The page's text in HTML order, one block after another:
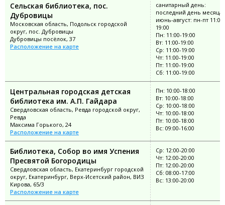
Сельская библиотека, пос.
Дубровицы
Московская область, Подольск городской
округ, пос. Дубровицы
Дубровицы посёлок, 37
Расположение на карте
санитарный день:
последний день месяца;
июнь-август: пн-пт 11:00-
19:00
Пн: 11:00-19:00
Вт: 11:00-19:00
Ср: 11:00-19:00
Чт: 11:00-19:00
Пт: 11:00-19:00
Сб: 11:00-19:00
Центральная городская детская
библиотека им. А.П. Гайдара
Свердловская область, Ревда городской округ,
Ревда
Максима Горького, 24
Расположение на карте
Пн: 10:00-18:00
Вт: 10:00-18:00
Ср: 10:00-18:00
Чт: 10:00-18:00
Пт: 10:00-18:00
Вс: 09:00-16:00
Библиотека, Собор во имя Успения
Пресвятой Богородицы
Свердловская область, Екатеринбург городской
округ, Екатеринбург, Верх-Исетский район, ВИЗ
Кирова, 65/3
Расположение на карте
Ср: 12:00-20:00
Чт: 12:00-20:00
Пт: 12:00-20:00
Сб: 08:00-17:00
Вс: 13:00-20:00